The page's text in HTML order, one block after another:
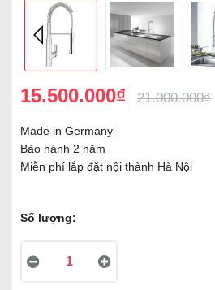
15.500.000₫ 21.000.000₫
Made in Germany
Bảo hành 2 năm
Miễn phí lắp đặt nội thành Hà Nội
Số lượng: